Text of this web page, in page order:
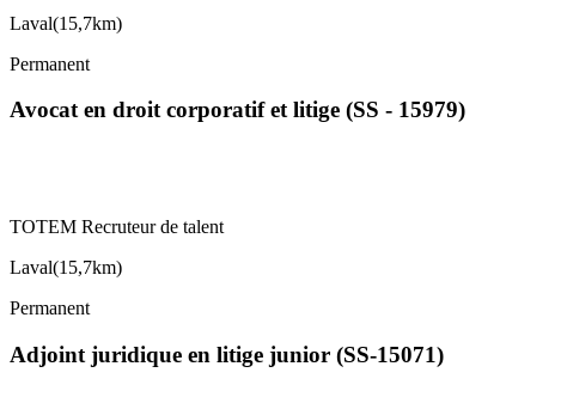
Laval(15,7km)
Permanent
Avocat en droit corporatif et litige (SS - 15979)
TOTEM Recruteur de talent
Laval(15,7km)
Permanent
Adjoint juridique en litige junior (SS-15071)